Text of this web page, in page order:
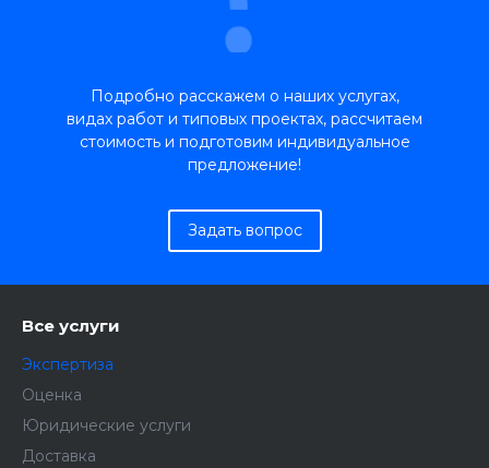
Подробно расскажем о наших услугах,
видах работ и типовых проектах, рассчитаем
стоимость и подготовим индивидуальное
предложение!
Задать вопрос
Все услуги
Экспертиза
Оценка
Юридические услуги
Доставка